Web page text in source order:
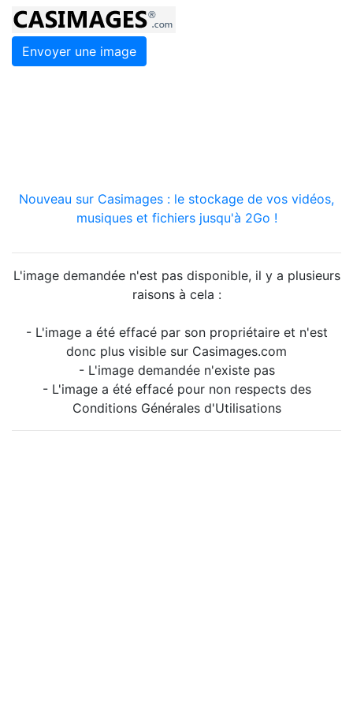
Envoyer une image
Nouveau sur Casimages : le stockage de vos vidéos,
musiques et fichiers jusqu'à 2Go !
L'image demandée n'est pas disponible, il y a plusieurs
raisons à cela :
- L'image a été effacé par son propriétaire et n'est
donc plus visible sur Casimages.com
- L'image demandée n'existe pas
- L'image a été effacé pour non respects des
Conditions Générales d'Utilisations